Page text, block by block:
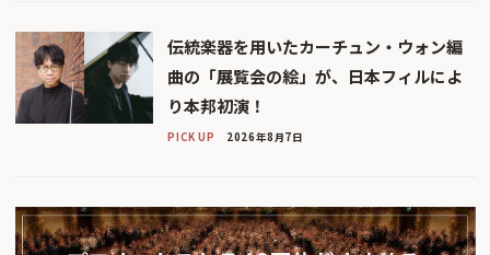
伝統楽器を用いたカーチュン・ウォン編
曲の「展覧会の絵」が、日本フィルによ
り本邦初演！
PICK UP 2026年8月7日